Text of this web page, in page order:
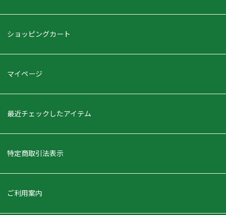
ショッピングカート
マイページ
最近チェックしたアイテム
特定商取引法表示
ご利用案内